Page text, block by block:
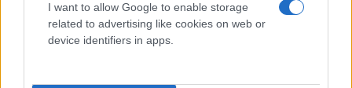
I want to allow Google to enable storage
related to advertising like cookies on web or
device identifiers in apps.